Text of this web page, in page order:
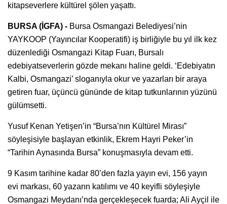
kitapseverlere kültürel şölen yaşattı.
BURSA (İGFA) - Bursa Osmangazi Belediyesi’nin
YAYKOOP (Yayıncılar Kooperatifi) iş birliğiyle bu yıl ilk kez
düzenlediği Osmangazi Kitap Fuarı, Bursalı
edebiyatseverlerin gözde mekanı haline geldi. ‘Edebiyatın
Kalbi, Osmangazi’ sloganıyla okur ve yazarları bir araya
getiren fuar, üçüncü gününde de kitap tutkunlarının yüzünü
gülümsetti.
Yusuf Kenan Yetişen’in “Bursa’nın Kültürel Mirası”
söyleşisiyle başlayan etkinlik, Ekrem Hayri Peker’in
“Tarihin Aynasında Bursa” konuşmasıyla devam etti.
9 Kasım tarihine kadar 80’den fazla yayın evi, 156 yayın
evi markası, 60 yazarın katılımı ve 40 keyifli söyleşiyle
Osmangazi Meydanı’nda gerçekleşecek fuarda; Ali Ayçil ile